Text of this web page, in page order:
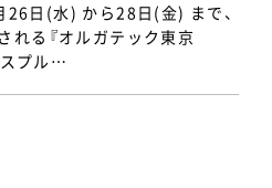
26日(水) から28日(金) まで、
れる『オルガテック東京
スプル…